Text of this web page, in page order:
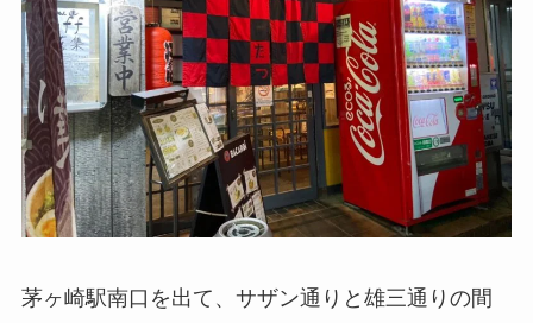
茅ヶ崎駅南口を出て、サザン通りと雄三通りの間